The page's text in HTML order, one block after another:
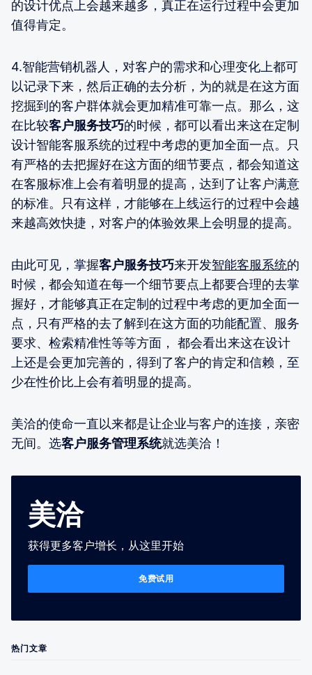
的设计优点上会越来越多，真正在运行过程中会更加
值得肯定。
4.智能营销机器人，对客户的需求和心理变化上都可
以记录下来，然后正确的去分析，为的就是在这方面
挖掘到的客户群体就会更加精准可靠一点。那么，这
在比较客户服务技巧的时候，都可以看出来这在定制
设计智能客服系统的过程中考虑的更加全面一点。只
有严格的去把握好在这方面的细节要点，都会知道这
在客服标准上会有着明显的提高，达到了让客户满意
的标准。只有这样，才能够在上线运行的过程中会越
来越高效快捷，对客户的体验效果上会明显的提高。
由此可见，掌握客户服务技巧来开发智能客服系统的
时候，都会知道在每一个细节要点上都要合理的去掌
握好，才能够真正在定制的过程中考虑的更加全面一
点，只有严格的去了解到在这方面的功能配置、服务
要求、检索精准性等等方面， 都会看出来这在设计
上还是会更加完善的，得到了客户的肯定和信赖，至
少在性价比上会有着明显的提高。
美洽的使命一直以来都是让企业与客户的连接，亲密
无间。选客户服务管理系统就选美洽！
美洽
获得更多客户增长，从这里开始
免费试用
热门文章